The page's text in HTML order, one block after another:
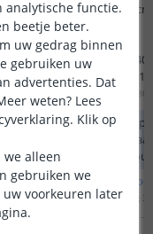
koppelstukken 50 cm
KSNKB050)
Ik heb minimaal 1,40
ik hoor gaag
Dirk
maandag
De kabels met
niet direct op
aangesloten, u zou
koppelstukken aan
kabel kunnen
doorverbinden
Bekijkhele
Door Bram op maandag
analytische functie.
beetje beter.
uw gedrag binnen
gebruiken uw
advertenties. Dat
weten? Lees
Klik op
we alleen
gebruiken we
voorkeuren later